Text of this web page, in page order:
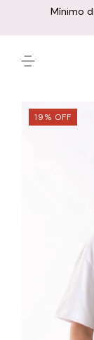
Mínimo
19% OFF